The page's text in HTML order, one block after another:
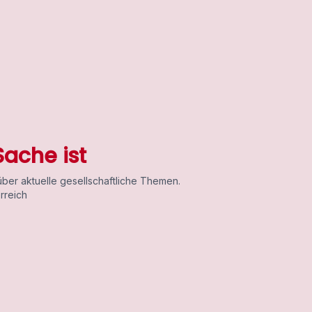
ist
aktuelle gesellschaftliche Themen.